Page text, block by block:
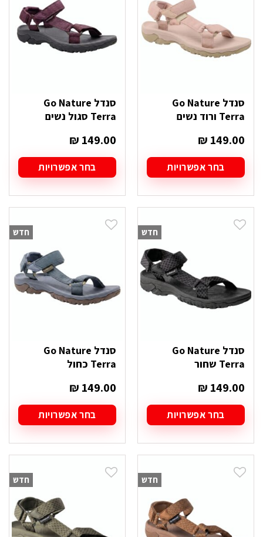
האפשרויות
בעמוד
המוצר
האפשרויות
בעמוד
המוצר
סנדל Go Nature
Terra ורוד נשים
₪ 149.00
בחר אפשרויות
זה
יש
סוגים.
בעמוד
המוצר
סנדל Go Nature
Terra סגול נשים
₪ 149.00
בחר אפשרויות
זה
יש
סוגים.
האפשרויות
בעמוד
המוצר
חדש
סנדל Go Nature
Terra שחור
₪ 149.00
בחר אפשרויות
זה
יש
סוגים.
בעמוד
חדש
סנדל Go Nature
Terra כחול
₪ 149.00
בחר אפשרויות
זה
יש
סוגים.
בעמוד
חדש חדש